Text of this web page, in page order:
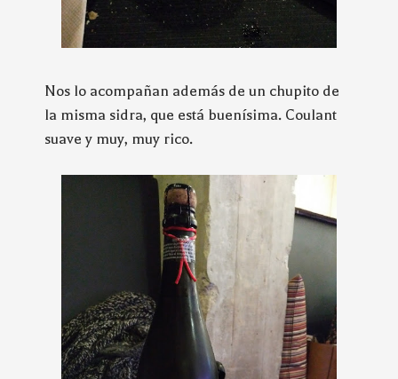
Nos lo acompañan además de un chupito de
la misma sidra, que está buenísima. Coulant
suave y muy, muy rico.